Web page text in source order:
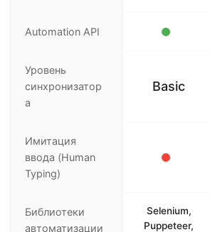
Automation API
Уровень
синхронизатор
а
Basic
Имитация
ввода (Human
Typing)
Библиотеки
автоматизации
Selenium,
Puppeteer,